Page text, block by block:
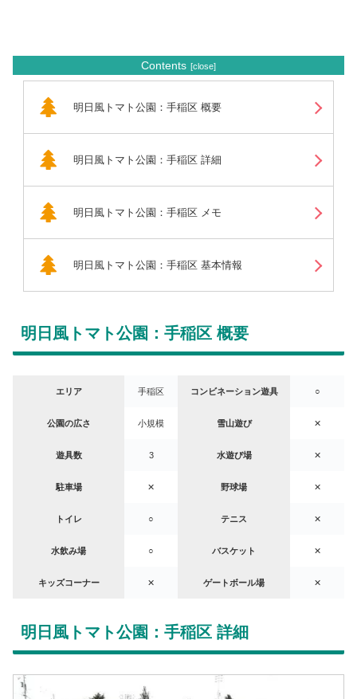
Contents
明日風トマト公園：手稲区 概要
明日風トマト公園：手稲区 詳細
明日風トマト公園：手稲区 メモ
明日風トマト公園：手稲区 基本情報
明日風トマト公園：手稲区 概要
エリア 手稲区 コンビネーション遊具 ○
公園の広さ 小規模 雪山遊び ✕
遊具数 3 水遊び場 ✕
駐車場 ✕ 野球場 ✕
トイレ ○ テニス ✕
水飲み場 ○ バスケット ✕
キッズコーナー ✕ ゲートボール場 ✕
明日風トマト公園：手稲区 詳細